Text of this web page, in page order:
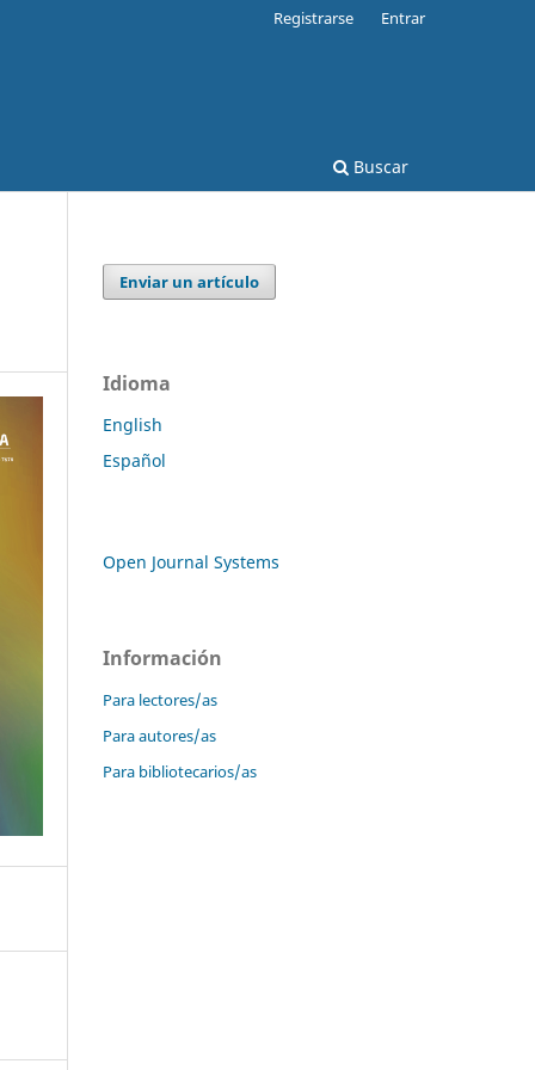
Buscar
Registrarse Entrar
Enviar un artículo
Idioma
English
Español
Open Journal Systems
Información
Para lectores/as
Para autores/as
Para bibliotecarios/as